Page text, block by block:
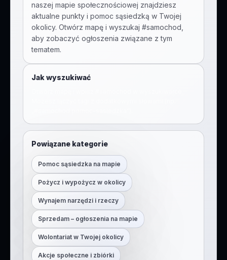
naszej mapie społecznościowej znajdziesz
aktualne punkty i pomoc sąsiedzką w Twojej
okolicy. Otwórz mapę i wyszukaj #samochod
aby zobaczyć ogłoszenia związane z tym
tematem.
Jak wyszukiwać
Powiązane kategorie
Pomoc sąsiedzka na mapie
Pożycz i wypożycz w okolicy
Wynajem narzędzi i rzeczy
Sprzedam – ogłoszenia na mapie
Wolontariat w Twojej okolicy
Akcje społeczne i zbiórki